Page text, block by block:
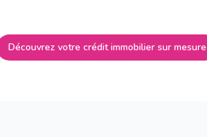
Découvrez votre crédit immobilier sur mesure